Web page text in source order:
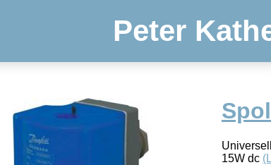
Peter
15W dc